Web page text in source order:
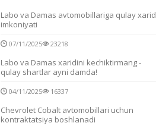
Labo va Damas avtomobillariga qulay xarid
imkoniyati
07/11/2025 23218
Labo va Damas xaridini kechiktirmang -
qulay shartlar ayni damda!
04/11/2025 16337
Chevrolet Cobalt avtomobillari uchun
kontraktatsiya boshlanadi